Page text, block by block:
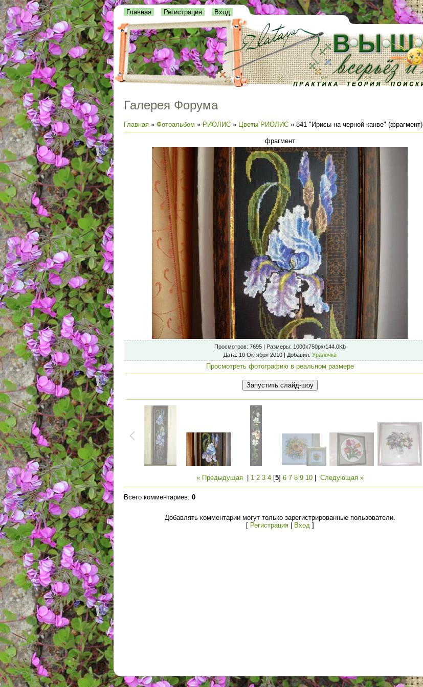
Главная Регистрация Вход
Галерея Форума
Главная » Фотоальбом » РИОЛИС » Цветы РИОЛИС » 841 "Ирисы на черной канве" (фрагмент)
фрагмент
Просмотров: 7695 | Размеры: 1000x750px/144.0Kb
Дата: 10 Октября 2010 | Добавил: Уралочка
Просмотреть фотографию в реальном размере
« Предыдущая| 1 2 3 4[5] 6 7 8 9 10| Следующая »
Всего комментариев: 0
Добавлять комментарии могут только зарегистрированные пользователи.
[ Регистрация| Вход ]